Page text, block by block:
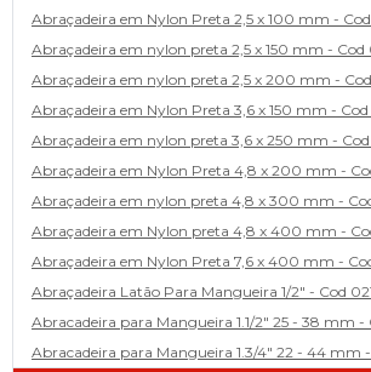
Abraçadeira em Nylon Preta 2,5 x 100 mm -
Abraçadeira em nylon preta 2,5 x 150 mm - Cod
Abraçadeira em nylon preta 2,5 x 200 mm -
Abraçadeira em Nylon Preta 3,6 x 150 mm -
Abraçadeira em nylon preta 3,6 x 250 mm - Cod
Abraçadeira em Nylon Preta 4,8 x 200 mm -
Abraçadeira em nylon preta 4,8 x 300 mm -
Abraçadeira em Nylon preta 4,8 x 400 mm -
Abraçadeira em Nylon Preta 7,6 x 400 mm -
Abraçadeira Latão Para Mangueira 1/2" - Cod
Abracadeira para Mangueira 1.1/2" 25 - 38 mm -
Abracadeira para Mangueira 1.3/4" 22 - 44 mm